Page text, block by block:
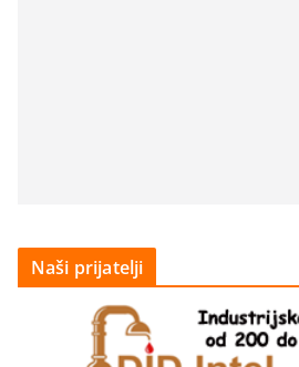
Naši prijatelji